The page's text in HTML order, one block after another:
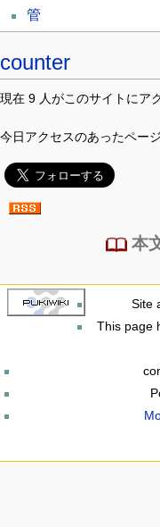
管
counter
現在 9 人がこのサイトにア
今日アクセスのあったペー
本
Site
This page